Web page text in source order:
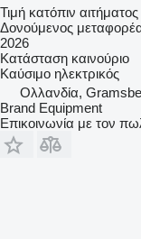
Τιμή κατόπιν αιτήματος
Δονούμενος
2026
Κατάσταση καινούριο
Καύσιμο ηλεκτρικός
Ολλανδία,
Brand Equipment
Επικοινωνία με τον